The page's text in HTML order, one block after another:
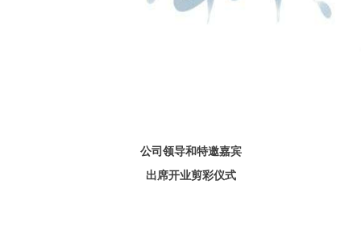
公司领导和特邀嘉宾
出席开业剪彩仪式